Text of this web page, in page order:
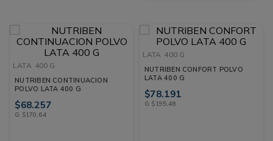
LATA 400 G
NUTRIBEN CONTINUACION
POLVO LATA 400 G
$68.257
G $170,64
LATA 400 G
NUTRIBEN CONFORT POLVO
LATA 400 G
$78.191
G $195,48